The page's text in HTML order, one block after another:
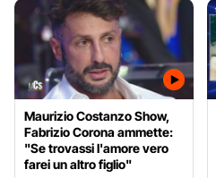
Maurizio Costanzo Show,
Fabrizio Corona ammette:
"Se trovassi l'amore vero
farei un altro figlio"